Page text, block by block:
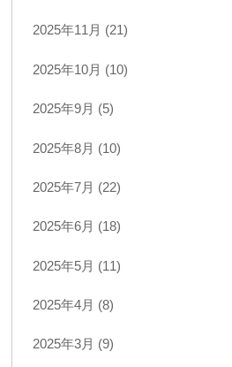
2025年11月 (21)
2025年10月 (10)
2025年9月 (5)
2025年8月 (10)
2025年7月 (22)
2025年6月 (18)
2025年5月 (11)
2025年4月 (8)
2025年3月 (9)